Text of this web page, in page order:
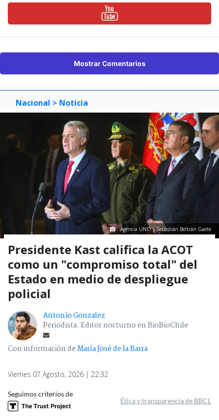
Mostrar Comentarios
Nacional > Noticia
Agencia UNO | Sebastián Beltrán Gaete
Presidente Kast califica la ACOT
como un "compromiso total" del
Estado en medio de despliegue
policial
Antonio Gonzalez
Periodista. Editor nocturno en BioBioChile
Con información deMaría José de la Barra
Viernes 07 Agosto, 2026 | 22:32
Seguimos criterios de
Ética y transparencia de BBCL